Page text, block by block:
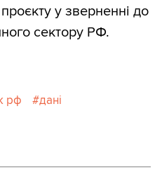
у зверненні до
сектору РФ.
рф
дані